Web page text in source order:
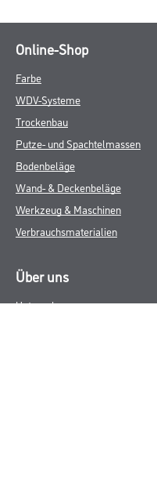
Online-Shop
Farbe
WDV-Systeme
Trockenbau
Putze- und Spachtelmassen
Bodenbeläge
Wand- & Deckenbeläge
Werkzeug & Maschinen
Verbrauchsmaterialien
Über uns
Unternehmen